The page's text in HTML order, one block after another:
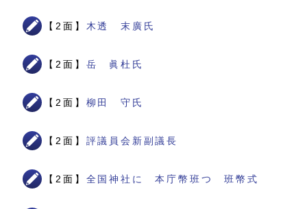
【2面】 木透 末廣氏
【2面】 岳 眞杜氏
【2面】 柳田 守氏
【2面】 評議員会新副議長
【2面】 全国神社に 本庁幣班つ 班幣式